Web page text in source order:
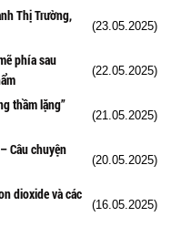
Thị Trường,
(23.05.2025)
phía sau
(22.05.2025)
thầm lặng”
(21.05.2025)
Câu chuyện
(20.05.2025)
dioxide và các
(16.05.2025)